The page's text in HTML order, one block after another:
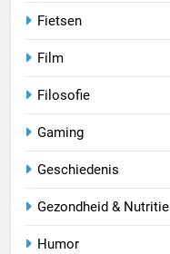
Fietsen
Film
Filosofie
Gaming
Geschiedenis
Gezondheid & Nutritie
Humor